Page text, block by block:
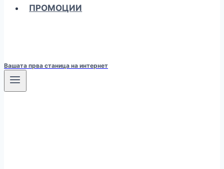
ПРОМОЦИИ
Вашата прва станица на интернет